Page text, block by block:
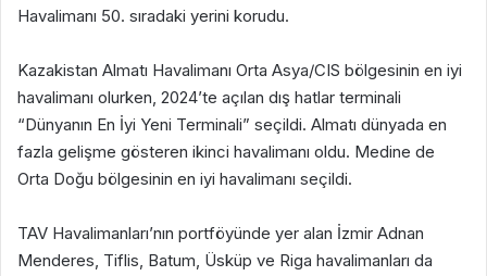
Havalimanı 50. sıradaki yerini korudu.
Kazakistan Almatı Havalimanı Orta Asya/CIS bölgesinin en iyi
havalimanı olurken, 2024’te açılan dış hatlar terminali
“Dünyanın En İyi Yeni Terminali” seçildi. Almatı dünyada en
fazla gelişme gösteren ikinci havalimanı oldu. Medine de
Orta Doğu bölgesinin en iyi havalimanı seçildi.
TAV Havalimanları’nın portföyünde yer alan İzmir Adnan
Menderes, Tiflis, Batum, Üsküp ve Riga havalimanları da